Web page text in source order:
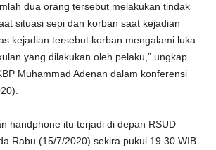
dua orang tersebut melakukan tindak
situasi sepi dan korban saat kejadian
kejadian tersebut korban mengalami luka
yang dilakukan oleh pelaku,” ungkap
Muhammad Adenan dalam konferensi
handphone itu terjadi di depan RSUD
Rabu (15/7/2020) sekira pukul 19.30 WIB.